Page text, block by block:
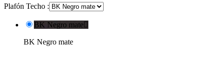
Plafón Techo :
BK Negro mate
BK Negro mate